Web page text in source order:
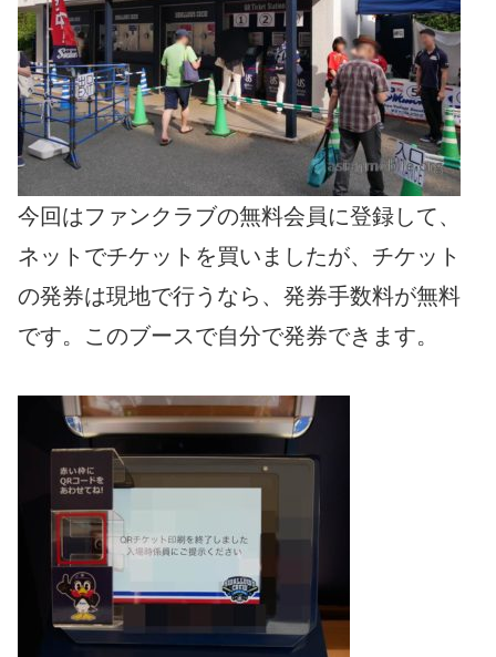
今回はファンクラブの無料会員に登録して、
ネットでチケットを買いましたが、チケット
の発券は現地で行うなら、発券手数料が無料
です。このブースで自分で発券できます。